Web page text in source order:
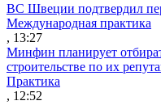
ВС Швеции подтвердил
Международная практика
, 13:27
Минфин планирует
строительстве по их
Практика
, 12:52